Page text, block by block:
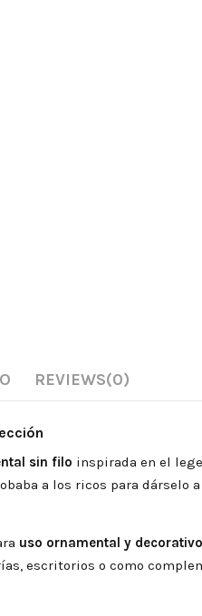
REVIEWS(0)
sin filo inspirada en el
a los ricos para
uso ornamental y decorativo
escritorios o como